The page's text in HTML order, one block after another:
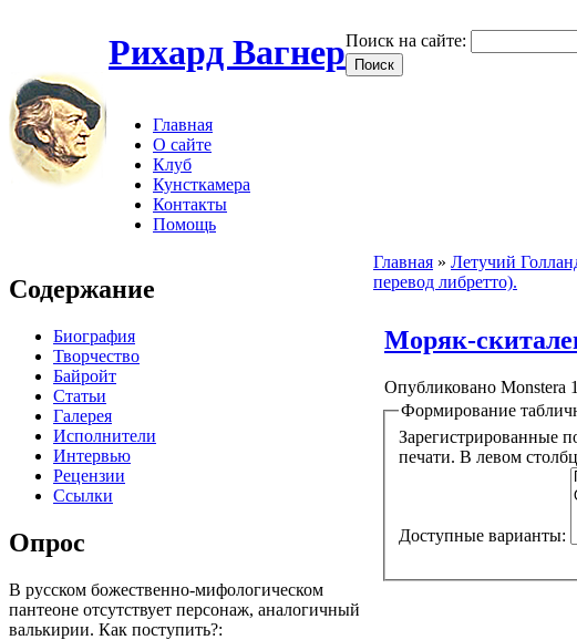
Рихард ВагнерПоиск на сайте:
Главная
О сайте
Клуб
Кунсткамера
Контакты
Помощь
Содержание
Биография
Творчество
Байройт
Статьи
Галерея
Исполнители
Интервью
Рецензии
Ссылки
Опрос
В русском божественно-мифологическом
пантеоне отсутствует персонаж, аналогичный
валькирии. Как поступить?:
Главная » Летучий
перевод либретто).
Моряк-
Опубликовано Monstera
Формирование
Зарегистрированные
печати. В левом
Доступные варианты: